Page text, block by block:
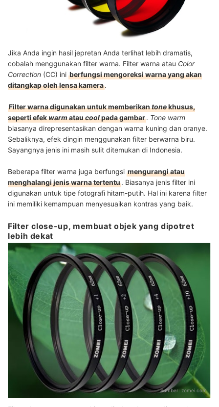
Jika Anda ingin hasil jepretan Anda terlihat lebih dramatis,
cobalah menggunakan filter warna. Filter warna atau Color
Correction (CC) ini berfungsi mengoreksi warna yang akan
ditangkap oleh lensa kamera.
Filter warna digunakan untuk memberikantonekhusus,
seperti efekwarmataucoolpada gambar. Tone warm
biasanya direpresentasikan dengan warna kuning dan oranye.
Sebaliknya, efek dingin menggunakan filter berwarna biru.
Sayangnya jenis ini masih sulit ditemukan di Indonesia.
Beberapa filter warna juga berfungsi mengurangi atau
menghalangi jenis warna tertentu. Biasanya jenis filter ini
digunakan untuk tipe fotografi hitam-putih. Hal ini karena filter
ini memiliki kemampuan menyesuaikan kontras yang baik.
Filter close-up, membuat objek yang dipotret
lebih dekat
Sumber:zomei.com